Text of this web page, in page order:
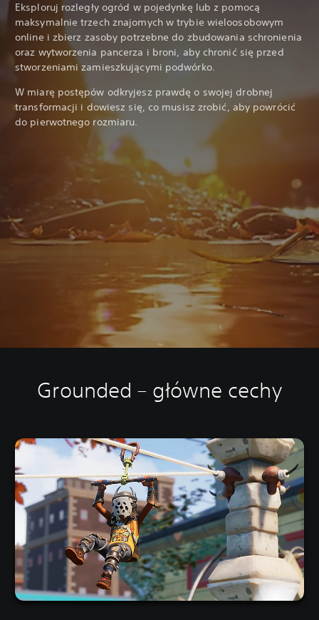
Eksploruj rozległy ogród w pojedynkę lub z pomocą
maksymalnie trzech znajomych w trybie wieloosobowym
online i zbierz zasoby potrzebne do zbudowania schronienia
oraz wytworzenia pancerza i broni, aby chronić się przed
stworzeniami zamieszkującymi podwórko.
W miarę postępów odkryjesz prawdę o swojej drobnej
transformacji i dowiesz się, co musisz zrobić, aby powrócić
do pierwotnego rozmiaru.
Grounded – główne cechy